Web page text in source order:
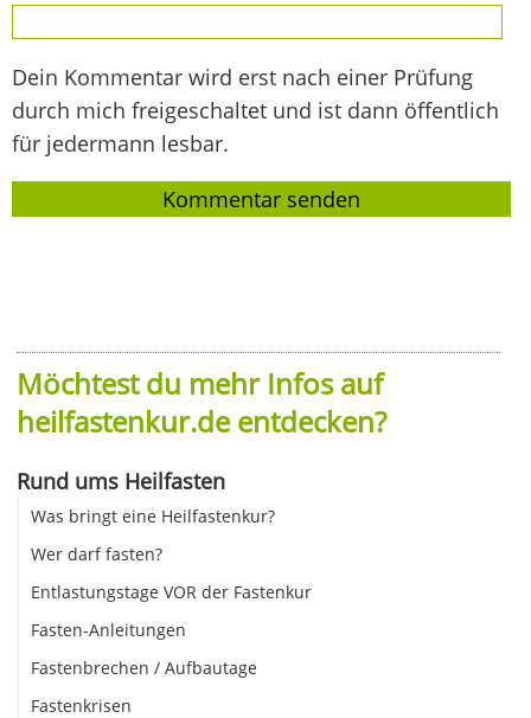
Dein Kommentar wird erst nach einer Prüfung
durch mich freigeschaltet und ist dann öffentlich
für jedermann lesbar.
Möchtest du mehr Infos auf
heilfastenkur.de entdecken?
Rund ums Heilfasten
Was bringt eine Heilfastenkur?
Wer darf fasten?
Entlastungstage VOR der Fastenkur
Fasten-Anleitungen
Fastenbrechen / Aufbautage
Fastenkrisen